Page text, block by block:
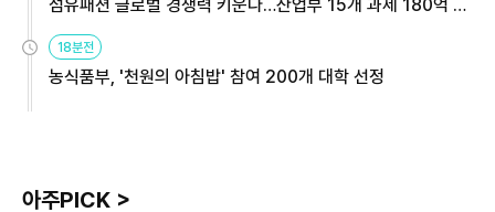
섬유패션 글로벌 경쟁력 키운다…산업부 15개 과제 180억 지
원
18분전
농식품부, '천원의 아침밥' 참여 200개 대학 선정
아주PICK >